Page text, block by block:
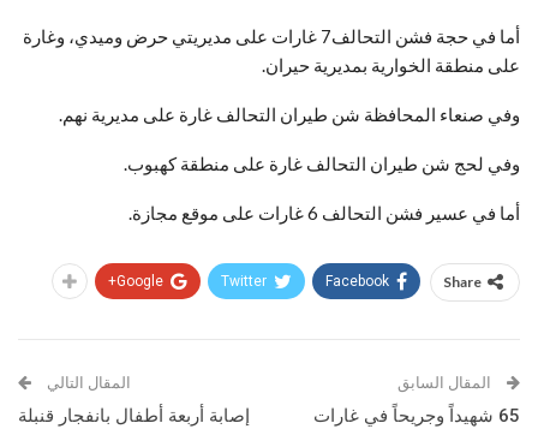
أما في حجة فشن التحالف7 غارات على مديريتي حرض وميدي، وغارة
على منطقة الخوارية بمديرية حيران.
وفي صنعاء المحافظة شن طيران التحالف غارة على مديرية نهم.
وفي لحج شن طيران التحالف غارة على منطقة كهبوب.
أما في عسير فشن التحالف 6 غارات على موقع مجازة.
Share
Facebook
Twitter
Google+
المقال السابق
65 شهيداً وجريحاً في غارات
المقال التالي
إصابة أربعة أطفال بانفجار قنبلة